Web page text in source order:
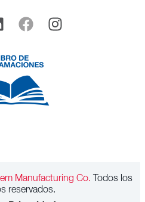
Manufacturing Co. Todos los
reservados.